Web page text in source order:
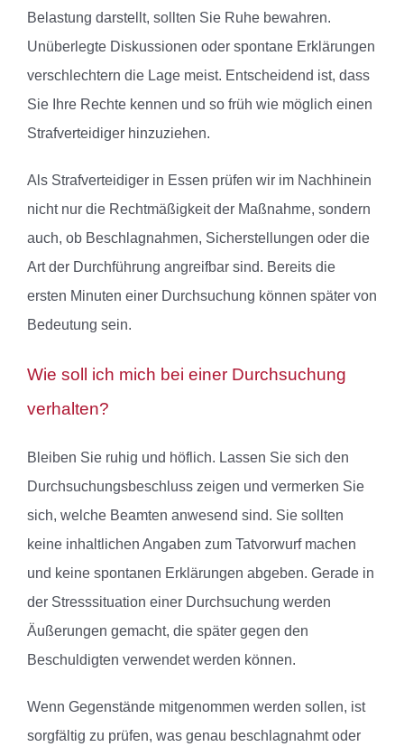
Belastung darstellt, sollten Sie Ruhe bewahren.
Unüberlegte Diskussionen oder spontane Erklärungen
verschlechtern die Lage meist. Entscheidend ist, dass
Sie Ihre Rechte kennen und so früh wie möglich einen
Strafverteidiger hinzuziehen.
Als Strafverteidiger in Essen prüfen wir im Nachhinein
nicht nur die Rechtmäßigkeit der Maßnahme, sondern
auch, ob Beschlagnahmen, Sicherstellungen oder die
Art der Durchführung angreifbar sind. Bereits die
ersten Minuten einer Durchsuchung können später von
Bedeutung sein.
Wie soll ich mich bei einer Durchsuchung
verhalten?
Bleiben Sie ruhig und höflich. Lassen Sie sich den
Durchsuchungsbeschluss zeigen und vermerken Sie
sich, welche Beamten anwesend sind. Sie sollten
keine inhaltlichen Angaben zum Tatvorwurf machen
und keine spontanen Erklärungen abgeben. Gerade in
der Stresssituation einer Durchsuchung werden
Äußerungen gemacht, die später gegen den
Beschuldigten verwendet werden können.
Wenn Gegenstände mitgenommen werden sollen, ist
sorgfältig zu prüfen, was genau beschlagnahmt oder